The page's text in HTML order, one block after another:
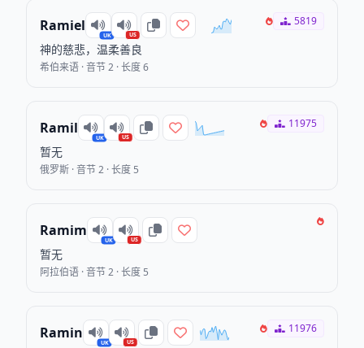
Ramiel
UK US
神的慈悲，温柔善良
希伯来语 · 音节 2 · 长度 6
5819
Ramil
UK US
暂无
俄罗斯 · 音节 2 · 长度 5
11975
Ramim
UK US
暂无
阿拉伯语 · 音节 2 · 长度 5
Ramin
UK US
11976